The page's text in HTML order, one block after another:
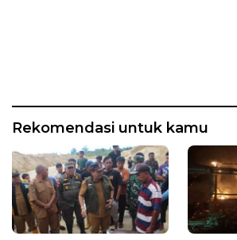
Rekomendasi untuk kamu